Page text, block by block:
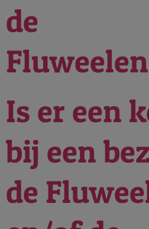
de
Is er een
bij een
de